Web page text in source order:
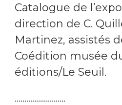
Catalogue de
direction de C.
Martinez, assistés
Coédition musée
éditions/Le Seuil.
..........................